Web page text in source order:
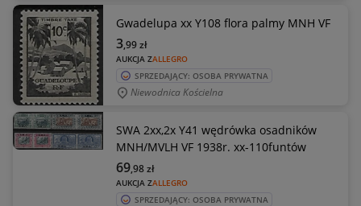
Gwadelupa xx Y108 flora palmy MNH VF
AUKCJA ZALLEGRO
3,99zł
SPRZEDAJĄCY: OSOBA PRYWATNA
Niewodnica Kościelna
SWA 2xx,2x Y41 wędrówka osadników
MNH/MVLH VF 1938r. xx-110funtów
AUKCJA ZALLEGRO
69,98zł
SPRZEDAJĄCY: OSOBA PRYWATNA